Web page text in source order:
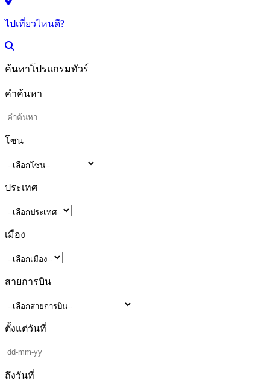
ไปเที่ยวไหนดี?
ค้นหาโปรแกรมทัวร์
คำค้นหา
โซน
ประเทศ
เมือง
สายการบิน
ตั้งแต่วันที่
ถึงวันที่